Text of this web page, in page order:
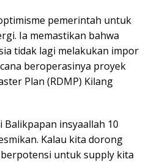
pemerintah untuk
Ia memastikan bahwa
tidak lagi melakukan impor
beroperasinya proyek
Plan (RDMP) Kilang
Balikpapan insyaallah 10
Kalau kita dorong
untuk supply kita